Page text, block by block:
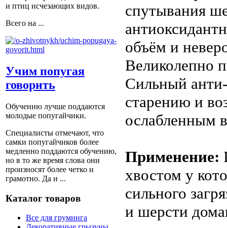
и птиц исчезающих видов.
Всего на ...
Учим попугая
говорить
Обучению лучше поддаются
молодые попугайчики.
Специалисты отмечают, что
самки попугайчиков более
медленно поддаются обучению,
но в то же время слова они
произносят более четко и
грамотно. Да и ...
Каталог товаров
Все для груминга
спутывания
объём и
Великолепно
Сильный
старению и
ослабленным
Применение:
хвостом у
сильного
и шерсти